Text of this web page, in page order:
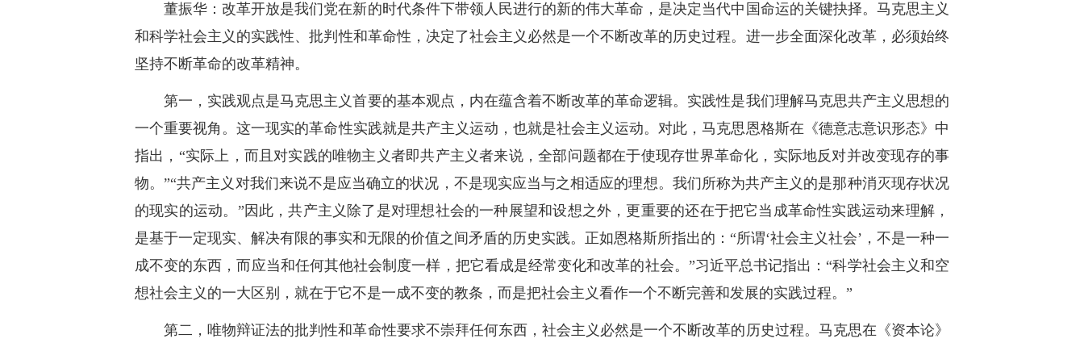
董振华：改革开放是我们党在新的时代条件下带领人民进行的新的伟大革命，是决定当代中国命运的关键抉择。马克思主义
和科学社会主义的实践性、批判性和革命性，决定了社会主义必然是一个不断改革的历史过程。进一步全面深化改革，必须始终
坚持不断革命的改革精神。
第一，实践观点是马克思主义首要的基本观点，内在蕴含着不断改革的革命逻辑。实践性是我们理解马克思共产主义思想的
一个重要视角。这一现实的革命性实践就是共产主义运动，也就是社会主义运动。对此，马克思恩格斯在《德意志意识形态》中
指出，“实际上，而且对实践的唯物主义者即共产主义者来说，全部问题都在于使现存世界革命化，实际地反对并改变现存的事
物。”“共产主义对我们来说不是应当确立的状况，不是现实应当与之相适应的理想。我们所称为共产主义的是那种消灭现存状况
的现实的运动。”因此，共产主义除了是对理想社会的一种展望和设想之外，更重要的还在于把它当成革命性实践运动来理解，
是基于一定现实、解决有限的事实和无限的价值之间矛盾的历史实践。正如恩格斯所指出的：“所谓‘社会主义社会’，不是一种一
成不变的东西，而应当和任何其他社会制度一样，把它看成是经常变化和改革的社会。”习近平总书记指出：“科学社会主义和空
想社会主义的一大区别，就在于它不是一成不变的教条，而是把社会主义看作一个不断完善和发展的实践过程。”
第二，唯物辩证法的批判性和革命性要求不崇拜任何东西，社会主义必然是一个不断改革的历史过程。马克思在《资本论》